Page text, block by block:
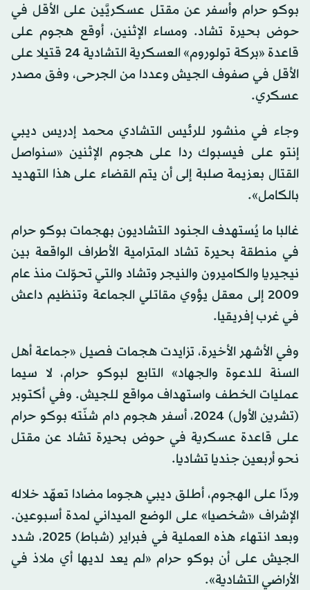
بوكو حرام وأسفر عن مقتل عسكريَّين على الأقل في
حوض بحيرة تشاد. ومساء الإثنين، أوقع هجوم على
قاعدة «بركة تولوروم» العسكرية التشادية 24 قتيلا على
الأقل في صفوف الجيش وعددا من الجرحى، وفق مصدر
عسكري.
وجاء في منشور للرئيس التشادي محمد إدريس ديبي
إنتو على فيسبوك ردا على هجوم الإثنين «سنواصل
القتال بعزيمة صلبة إلى أن يتم القضاء على هذا التهديد
بالكامل».
غالبا ما يُستهدف الجنود التشاديون بهجمات بوكو حرام
في منطقة بحيرة تشاد المترامية الأطراف الواقعة بين
نيجيريا والكاميرون والنيجر وتشاد والتي تحوّلت منذ عام
2009 إلى معقل يؤوي مقاتلي الجماعة وتنظيم داعش
في غرب إفريقيا.
وفي الأشهر الأخيرة، تزايدت هجمات فصيل «جماعة أهل
السنة للدعوة والجهاد» التابع لبوكو حرام، لا سيما
عمليات الخطف واستهداف مواقع للجيش. وفي أكتوبر
(تشرين الأول) 2024، أسفر هجوم دام شنّته بوكو حرام
على قاعدة عسكرية في حوض بحيرة تشاد عن مقتل
نحو أربعين جنديا تشاديا.
وردّا على الهجوم، أطلق ديبي هجوما مضادا تعهّد خلاله
الإشراف «شخصيا» على الوضع الميداني لمدة أسبوعين.
وبعد انتهاء هذه العملية في فبراير (شباط) 2025، شدد
الجيش على أن بوكو حرام «لم يعد لديها أي ملاذ في
الأراضي التشادية».